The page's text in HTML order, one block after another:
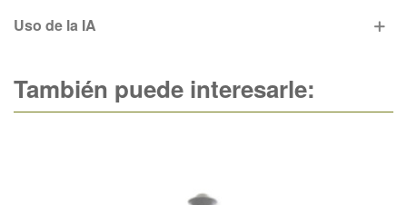
Uso de la IA
También puede interesarle: